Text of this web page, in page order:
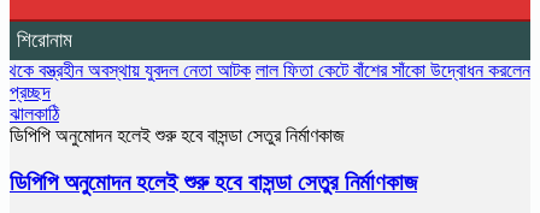
শিরোনাম
অবস্থায় যুবদল নেতা আটক লাল ফিতা কেটে বাঁশের সাঁকো উদ্বোধন করলেন বিএনপি নেতা
প্রচ্ছদ
ঝালকাঠি
ডিপিপি অনুমোদন হলেই শুরু হবে বাসন্ডা সেতুর নির্মাণকাজ
ডিপিপি অনুমোদন হলেই শুরু হবে বাসন্ডা সেতুর নির্মাণকাজ